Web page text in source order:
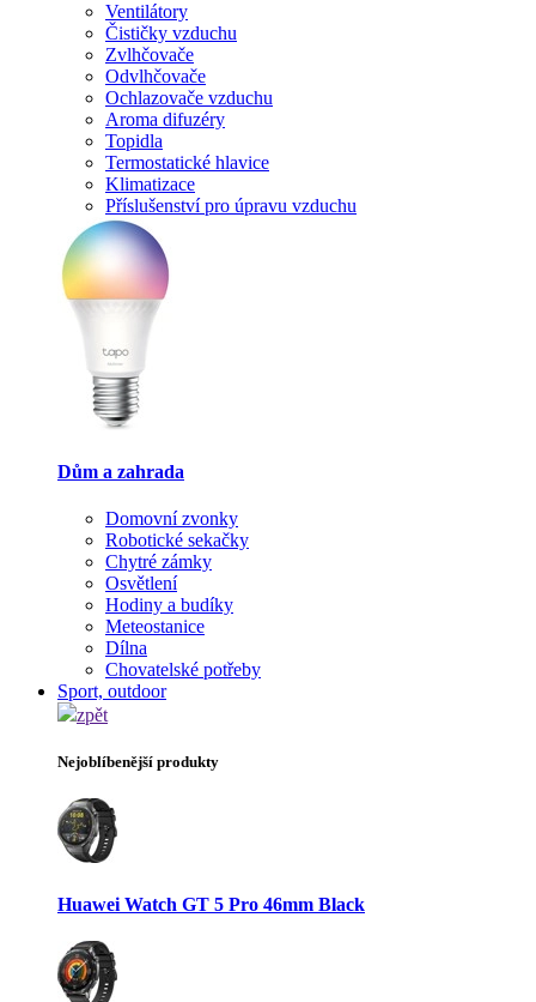
Ventilátory
Čističky vzduchu
Zvlhčovače
Odvlhčovače
Ochlazovače vzduchu
Aroma difuzéry
Topidla
Termostatické hlavice
Klimatizace
Příslušenství pro úpravu vzduchu
Dům a zahrada
Domovní zvonky
Robotické sekačky
Chytré zámky
Osvětlení
Hodiny a budíky
Meteostanice
Dílna
Chovatelské potřeby
Sport, outdoor
zpět
Nejoblíbenější produkty
Huawei Watch GT 5 Pro 46mm Black